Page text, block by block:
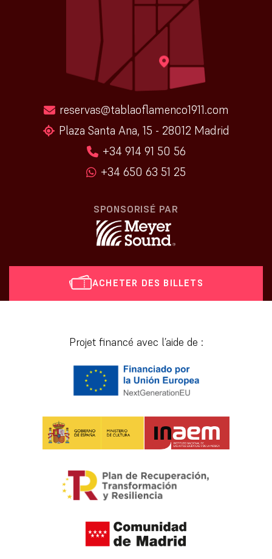
ACHETER DES BILLETS
reservas@tablaoflamenco1911.com
Plaza Santa Ana, 15 - 28012 Madrid
+34 914 91 50 56
+34 650 63 51 25
SPONSORISÉ PAR
Projet financé avec l’aide de :